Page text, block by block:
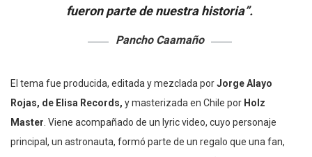
fueron parte de nuestra historia”.
Pancho Caamaño
El tema fue producida, editada y mezclada porJorge Alayo
Rojas, de Elisa Records, y masterizada en Chile por Holz
Master . Viene acompañado de un lyric video, cuyo personaje
principal, un astronauta, formó parte de un regalo que una fan,